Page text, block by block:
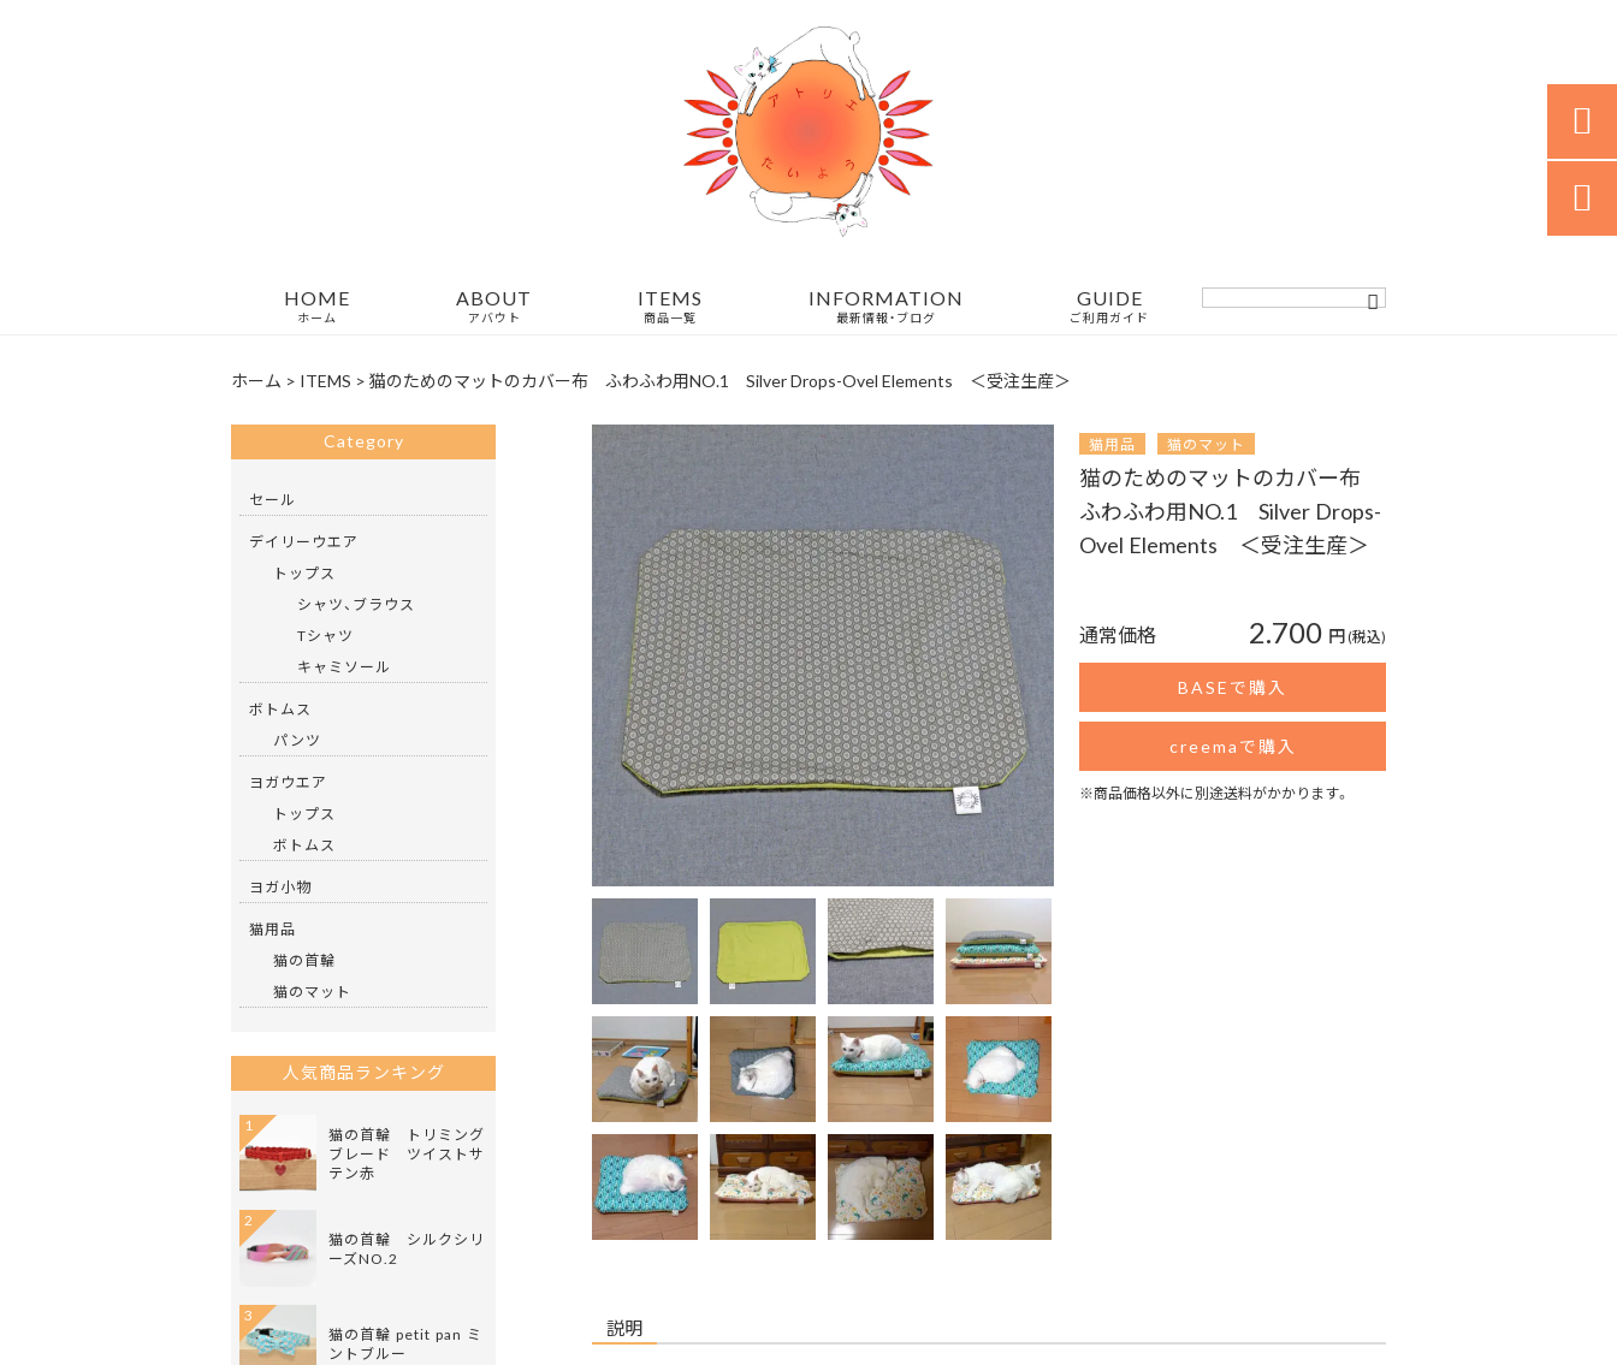
HOME
ホーム
ABOUT
アバウト
ITEMS
商品一覧
INFORMATION
最新情報・ブログ
GUIDE
ご利用ガイド
ホーム > ITEMS > 猫のためのマットのカバー布 ふわふわ用NO.1 Silver Drops-Ovel Elements ＜受注生産＞
猫用品 猫のマット
猫のためのマットのカバー布
ふわふわ用NO.1 Silver Drops-
Ovel Elements ＜受注生産＞
通常価格 2.700 円(税込)
BASEで購入
creemaで購入
※商品価格以外に別途送料がかかります。
説明
Category
セール
デイリーウエア
トップス
シャツ、ブラウス
Tシャツ
キャミソール
ボトムス
パンツ
ヨガウエア
トップス
ボトムス
ヨガ小物
猫用品
猫の首輪
猫のマット
人気商品ランキング
猫の首輪 トリミング
ブレード ツイストサ
テン赤
1
猫の首輪 シルクシリ
ーズNO.2
2
猫の首輪 petit pan ミ
ントブルー
3

